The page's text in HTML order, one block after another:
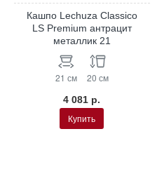
Кашпо Lechuza Classico
LS Premium антрацит
металлик 21
21 см 20 см
4 081 р.
Купить